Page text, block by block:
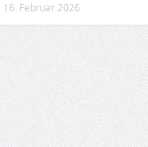
16. Februar 2026